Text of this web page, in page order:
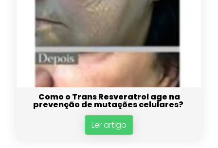
Como o Trans Resveratrol age na
prevenção de mutações celulares?
Ler artigo